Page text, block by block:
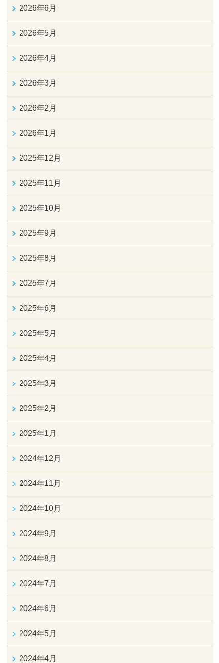
2026年6月
2026年5月
2026年4月
2026年3月
2026年2月
2026年1月
2025年12月
2025年11月
2025年10月
2025年9月
2025年8月
2025年7月
2025年6月
2025年5月
2025年4月
2025年3月
2025年2月
2025年1月
2024年12月
2024年11月
2024年10月
2024年9月
2024年8月
2024年7月
2024年6月
2024年5月
2024年4月